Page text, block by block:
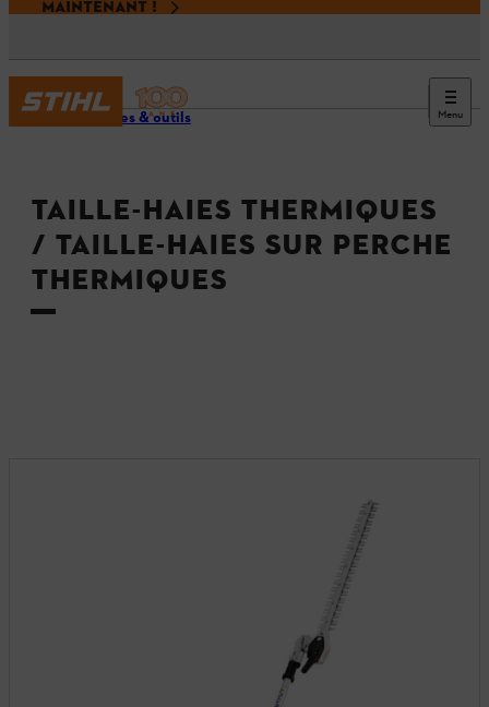
MAINTENANT !
Menu
Machines & outils
TAILLE-HAIES THERMIQUES
/ TAILLE-HAIES SUR PERCHE
THERMIQUES